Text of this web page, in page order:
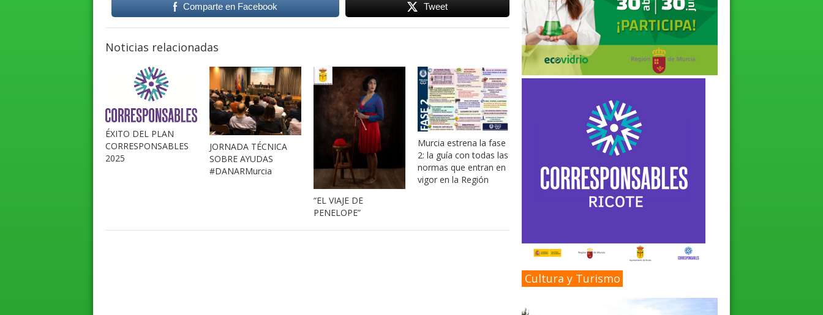
Comparte en Facebook Tweet
Noticias relacionadas
ÉXITO DEL PLAN
CORRESPONSABLES
2025
JORNADA TÉCNICA
SOBRE AYUDAS
#DANARMurcia
“EL VIAJE DE
PENELOPE”
Murcia estrena la fase
2: la guía con todas las
normas que entran en
vigor en la Región
Cultura y Turismo